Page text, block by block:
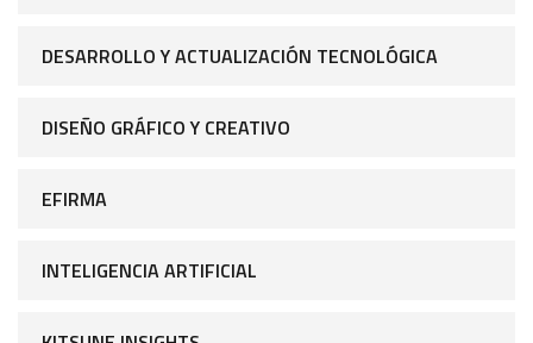
DESARROLLO Y ACTUALIZACIÓN TECNOLÓGICA
DISEÑO GRÁFICO Y CREATIVO
EFIRMA
INTELIGENCIA ARTIFICIAL